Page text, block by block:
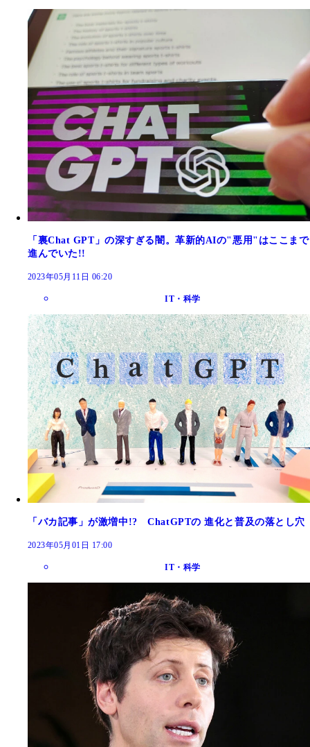
「裏Chat GPT」の深すぎる闇。革新的AIの"悪用"はここまで
進んでいた!!
2023年05月11日 06:20
IT・科学
「バカ記事」が激増中!? ChatGPTの 進化と普及の落とし穴
2023年05月01日 17:00
IT・科学